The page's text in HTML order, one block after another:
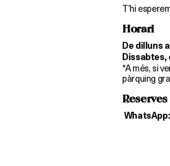
T’hi
Horari
De dilluns
Dissabtes,
*A més, si
pàrquing
Reserves
WhatsApp: